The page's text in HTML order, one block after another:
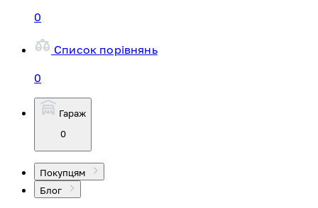
0
Список порівнянь
0
Гараж
0
Покупцям
Блог